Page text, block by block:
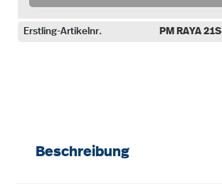
Erstling-Artikelnr. PM RAYA
Beschreibung